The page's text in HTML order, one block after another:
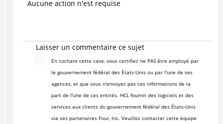
Aucune action n'est requise
Laisser un commentaire ce sujet
En cochant cette case, vous certifiez ne PAS être employé par
le gouvernement fédéral des États-Unis ou par l'une de ses
agences, et que vous n'envoyez pas ces informations de la
part de l'une de ces entités. HCL fournit des logiciels et des
services aux clients du gouvernement fédéral des États-Unis
via ses partenaires Four, Inc. Veuillez contacter cette équipe